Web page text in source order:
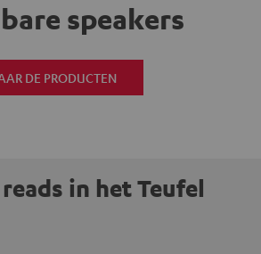
speakers
DE PRODUCTEN
in het Teufel